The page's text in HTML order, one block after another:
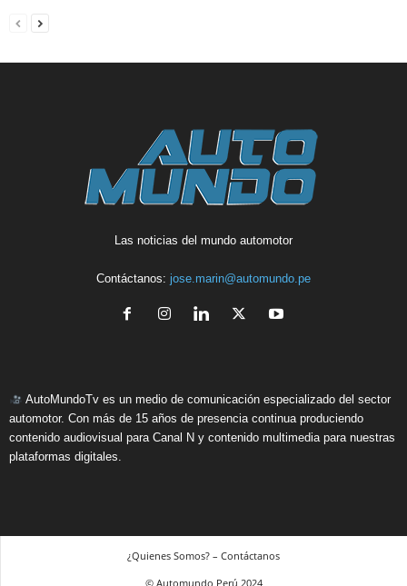
Las noticias del mundo automotor
Contáctanos: jose.marin@automundo.pe
AutoMundoTv es un medio de comunicación especializado del sector
automotor. Con más de 15 años de presencia continua produciendo
contenido audiovisual para Canal N y contenido multimedia para nuestras
plataformas digitales.
¿Quienes Somos? – Contáctanos
© Automundo Perú 2024